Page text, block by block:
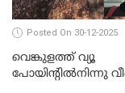
Posted On 30-12-2025
വെങ്കുളത്ത് വ്യൂ
പോയിന്റിൽനിന്നു